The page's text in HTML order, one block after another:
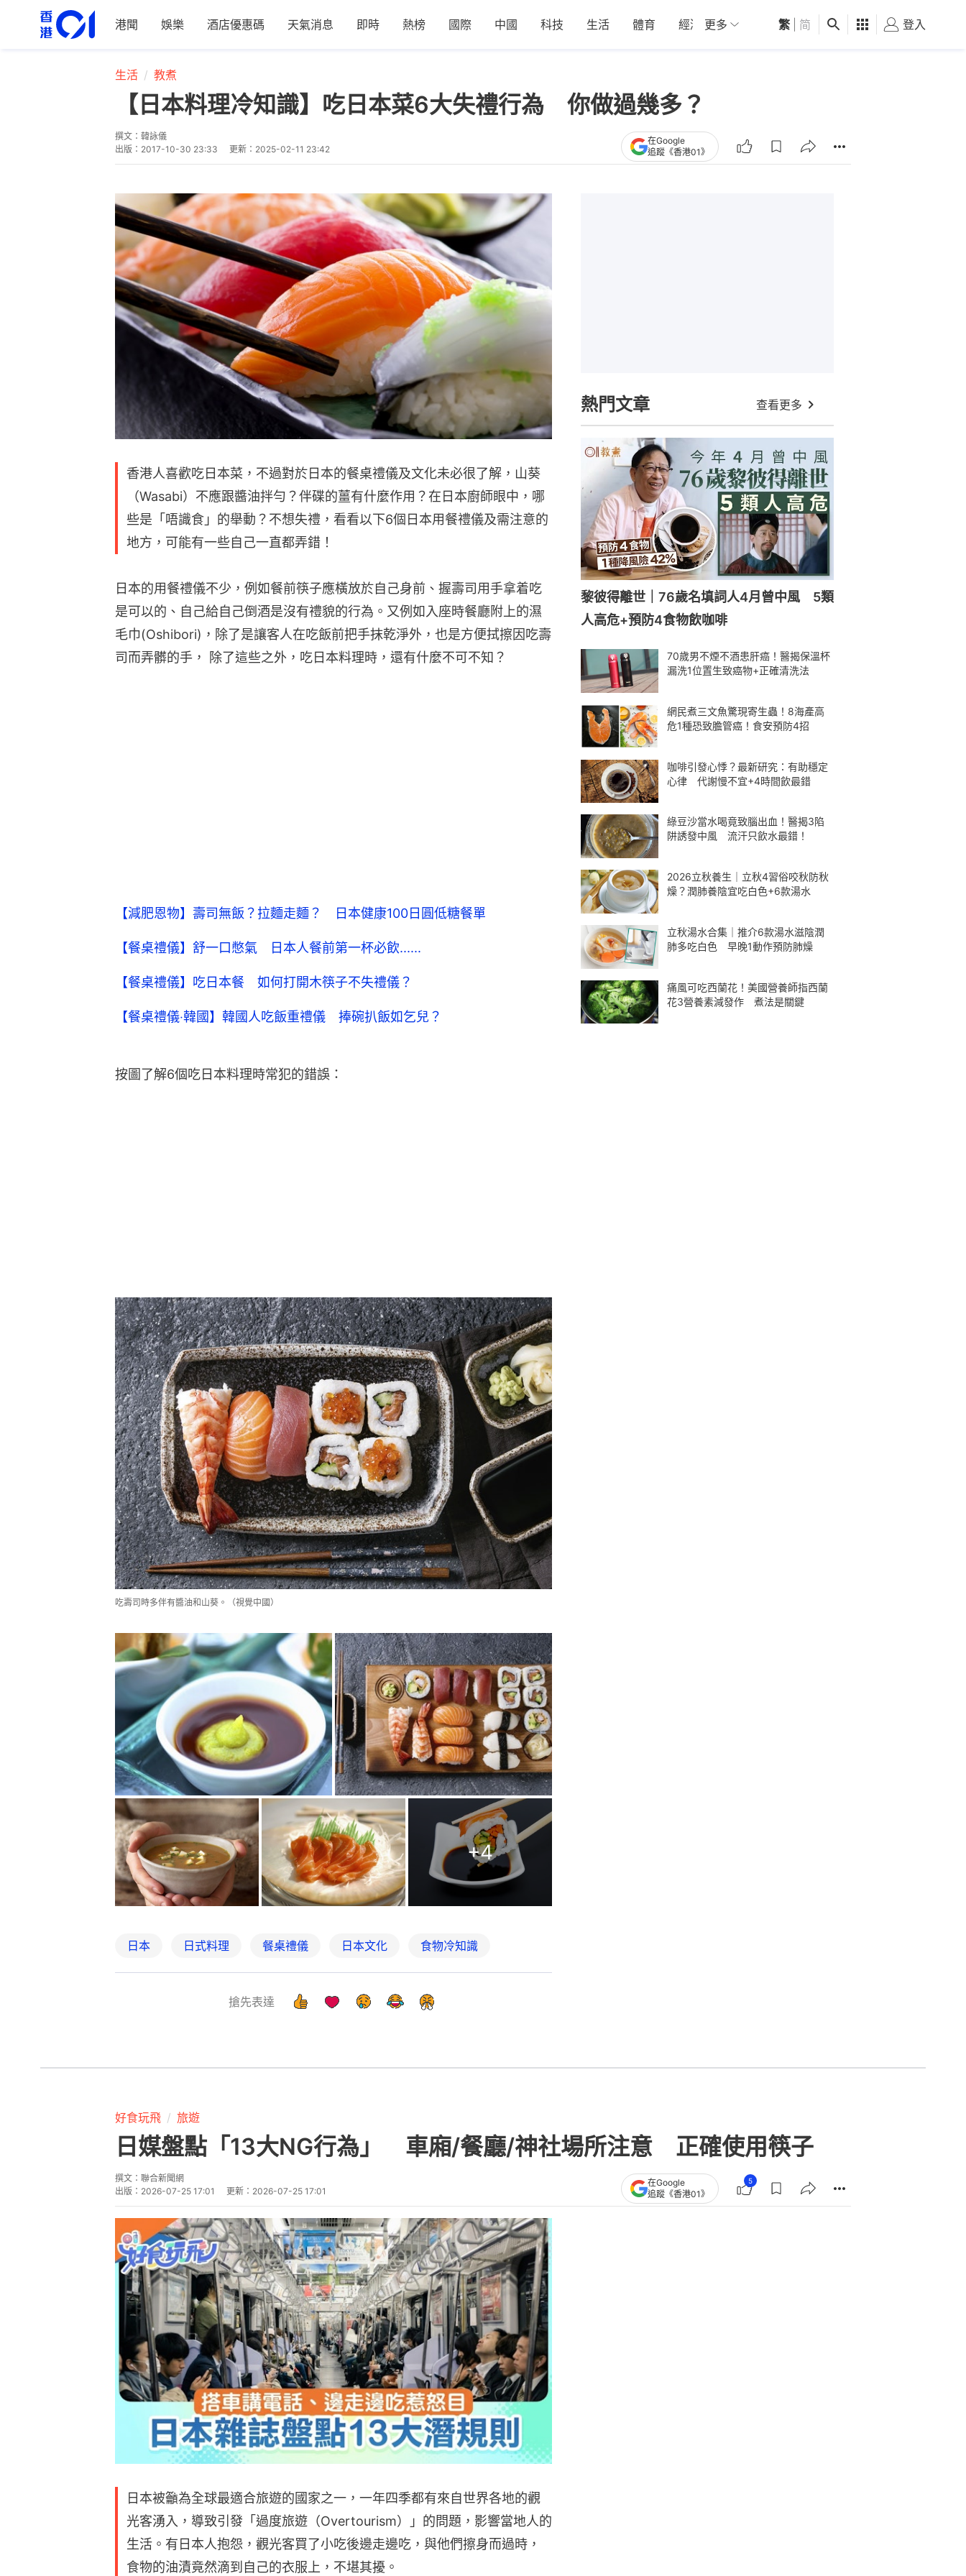
港聞 娛樂 酒店優惠碼 天氣消息 即時 熱榜 國際 中國 科技 生活 體育 經濟 01深圳 觀點 健康 好食玩飛
更多 繁 简 登入
生活 教煮
【日本料理冷知識】吃日本菜6大失禮行為 你做過幾多？
撰文： 韓詠儀
出版： 2017-10-30 23:33 更新： 2025-02-11 23:42
在Google
追蹤《香港01》
香港人喜歡吃日本菜，不過對於日本的餐桌禮儀及文化未必很了解，山葵
（Wasabi）不應跟醬油拌勻？伴碟的薑有什麼作用？在日本廚師眼中，哪
些是「唔識食」的舉動？不想失禮，看看以下6個日本用餐禮儀及需注意的
地方，可能有一些自己一直都弄錯！
日本的用餐禮儀不少，例如餐前筷子應橫放於自己身前、握壽司用手拿着吃
是可以的、自己給自己倒酒是沒有禮貌的行為。又例如入座時餐廳附上的濕
毛巾(Oshibori)，除了是讓客人在吃飯前把手抹乾淨外，也是方便拭擦因吃壽
司而弄髒的手， 除了這些之外，吃日本料理時，還有什麼不可不知？
【減肥恩物】壽司無飯？拉麵走麵？ 日本健康100日圓低糖餐單
【餐桌禮儀】舒一口憋氣 日本人餐前第一杯必飲......
【餐桌禮儀】吃日本餐 如何打開木筷子不失禮儀？
【餐桌禮儀‧韓國】韓國人吃飯重禮儀 捧碗扒飯如乞兒？
按圖了解6個吃日本料理時常犯的錯誤：
吃壽司時多伴有醬油和山葵。（視覺中國）
+4
日本 日式料理 餐桌禮儀 日本文化 食物冷知識
搶先表達
熱門文章 查看更多
黎彼得離世｜76歲名填詞人4月曾中風 5類
人高危+預防4食物飲咖啡
70歲男不煙不酒患肝癌！醫揭保溫杯
漏洗1位置生致癌物+正確清洗法
網民煮三文魚驚現寄生蟲！8海產高
危1種恐致膽管癌！食安預防4招
咖啡引發心悸？最新研究：有助穩定
心律 代謝慢不宜+4時間飲最錯
綠豆沙當水喝竟致腦出血！醫揭3陷
阱誘發中風 流汗只飲水最錯！
2026立秋養生｜立秋4習俗咬秋防秋
燥？潤肺養陰宜吃白色+6款湯水
立秋湯水合集｜推介6款湯水滋陰潤
肺多吃白色 早晚1動作預防肺燥
痛風可吃西蘭花！美國營養師指西蘭
花3營養素減發作 煮法是關鍵
好食玩飛 旅遊
日媒盤點「13大NG行為」 車廂/餐廳/神社場所注意 正確使用筷子
2026-07-25 17:01
日本被籲為全球最適合旅遊的國家之一，一年四季都有來自世界各地的觀
光客湧入，導致引發「過度旅遊（Overtourism）」的問題，影響當地人的
生活。有日本人抱怨，觀光客買了小吃後邊走邊吃，與他們擦身而過時，
食物的油漬竟然滴到自己的衣服上，不堪其擾。
根據「紐約時報」報導，隨著疫情後國際觀光復甦以及外國旅客湧入，使得
日本大城市人滿為患，街道和大眾運輸過度擁擠，不僅嚴重影響當地居民的
以京都為例，在車站和景點都有設置「注意您的禮儀（mind your
manners）」的標語。當地擁有400年歷史的「錦市場」，就有居民抱怨不
少觀光客買了食物之後邊走邊吃，導致擠過他們身邊時，衣服上沾了食物油